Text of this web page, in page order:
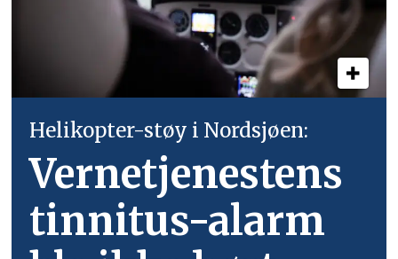
Helikopter-støy i Nordsjøen:
Vernetjenestens
tinnitus-alarm